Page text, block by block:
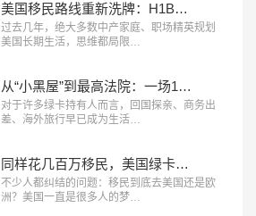
美国移民路线重新洗牌：H1B、L1、O1、EB1A、NIW、J2，哪条更适合你？
过去几年，绝大多数中产家庭、职场精英规划
美国长期生活，思维都局限…
从“小黑屋”到最高法院：一场14年诉讼，看懂美国入境审查的底层逻辑
对于许多绿卡持有人而言，回国探亲、商务出
差、海外旅行早已成为生活…
同样花几百万移民，美国绿卡和欧洲身份，差别到底有多大？
不少人都纠结的问题：移民到底去美国还是欧
洲？美国一直是很多人的梦…